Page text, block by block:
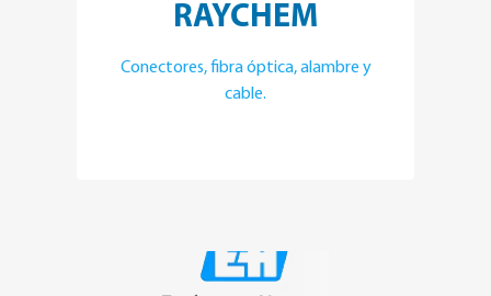
RAYCHEM
Conectores, fibra óptica, alambre y
cable.